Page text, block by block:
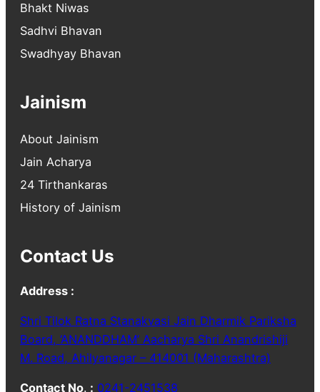
Bhakt Niwas
Sadhvi Bhavan
Swadhyay Bhavan
Jainism
About Jainism
Jain Acharya
24 Tirthankaras
History of Jainism
Contact Us
Address :
Shri Tilok Ratna Stanakvasi Jain Dharmik Pariksha
Board, ‘ANANDDHAM’ Aacharya Shri Anandrishiji
M. Road, Ahilyanagar – 414001 (Maharashtra)
Contact No. : 0241-2451538